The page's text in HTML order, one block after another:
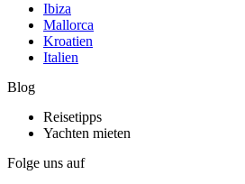
Ibiza
Mallorca
Kroatien
Italien
Blog
Reisetipps
Yachten mieten
Folge uns auf